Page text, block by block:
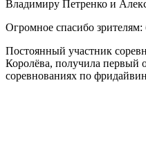
Владимиру Петренко и
Огромное спасибо
Постоянный участник
Королёва, получила первый
соревнованиях по